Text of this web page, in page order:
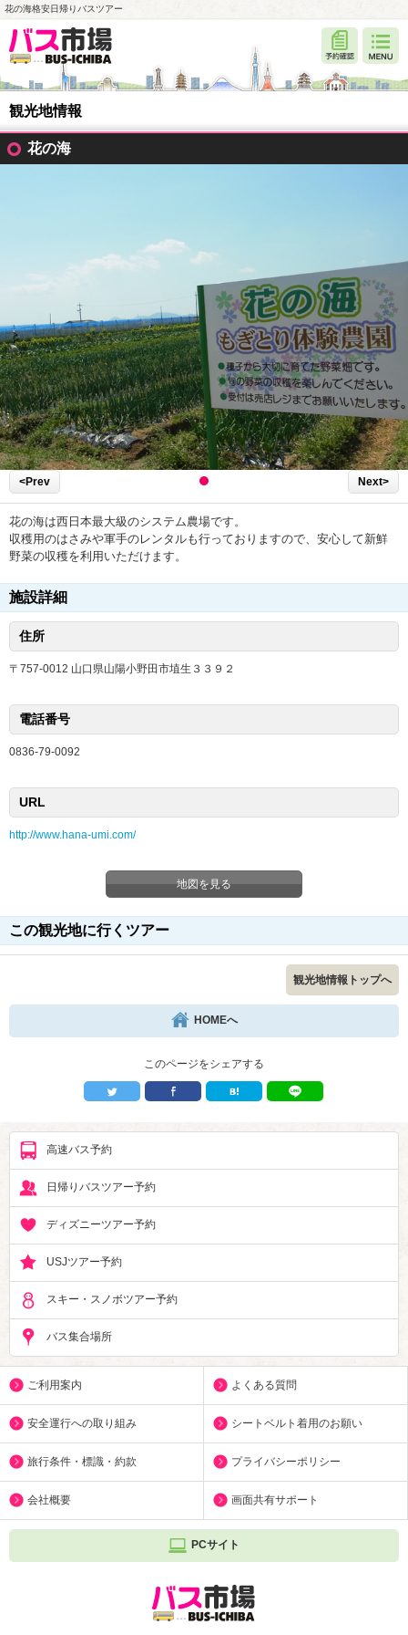
花の海格安日帰りバスツアー
観光地情報
花の海
<Prev Next>
花の海は西日本最大級のシステム農場です。
収穫用のはさみや軍手のレンタルも行っておりますので、安心して新鮮
野菜の収穫を利用いただけます。
施設詳細
住所
〒757-0012 山口県山陽小野田市埴生３３９２
電話番号
0836-79-0092
URL
http://www.hana-umi.com/
地図を見る
この観光地に行くツアー
観光地情報トップへ
HOMEへ
このページをシェアする
高速バス予約
日帰りバスツアー予約
ディズニーツアー予約
USJツアー予約
スキー・スノボツアー予約
バス集合場所
ご利用案内 よくある質問
安全運行への取り組み シートベルト着用のお願い
旅行条件・標識・約款 プライバシーポリシー
会社概要 画面共有サポート
PCサイト